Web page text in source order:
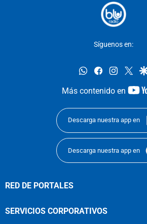
Síguenos en:
whatsappfacebook
Más contenido en
Descarga nuestra app en
Descarga nuestra app en
RED DE PORTALES
SERVICIOS CORPORATIVOS